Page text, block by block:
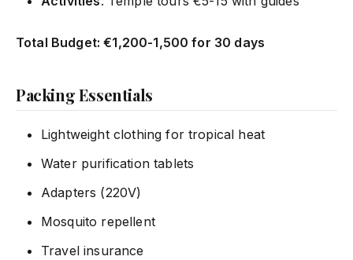
Total Budget: €1,200-1,500 for 30 days
Packing Essentials
Lightweight clothing for tropical heat
Water purification tablets
Adapters (220V)
Mosquito repellent
Travel insurance